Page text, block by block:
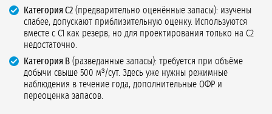
Категория С2 (предварительно оценённые запасы): изучены
слабее, допускают приблизительную оценку. Используются
вместе с С1 как резерв, но для проектирования только на С2
недостаточно.
Категория В (разведанные запасы): требуется при объёме
добычи свыше 500 м³/сут. Здесь уже нужны режимные
наблюдения в течение года, дополнительные ОФР и
переоценка запасов.